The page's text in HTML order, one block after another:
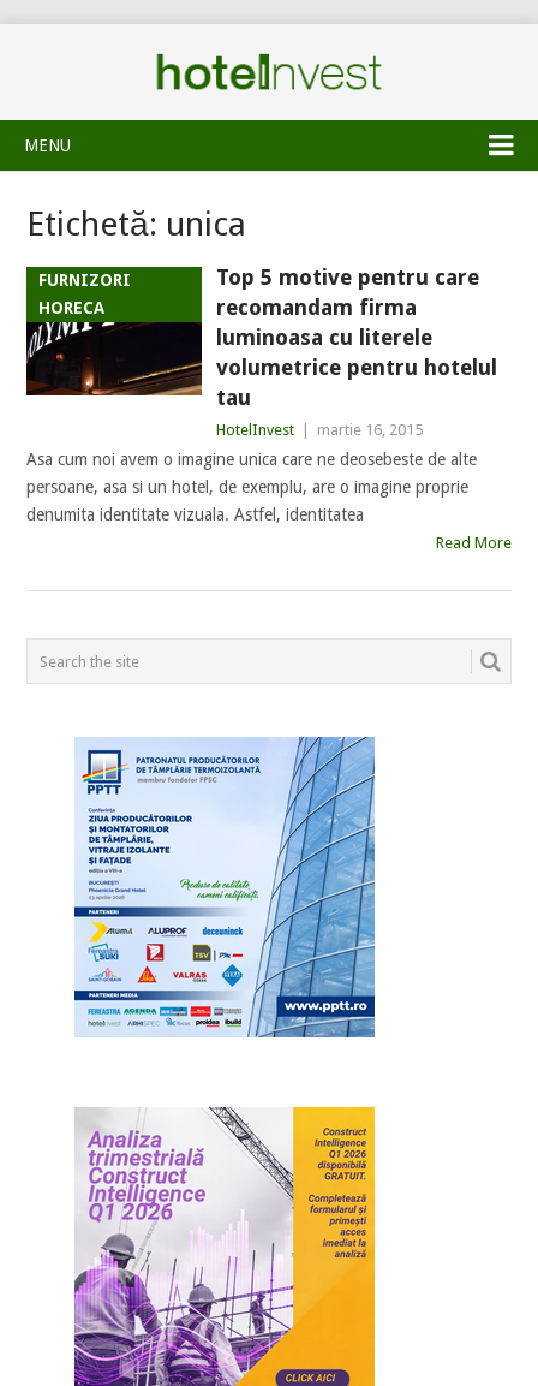
MENU
Etichetă: unica
FURNIZORI
HORECA
Top 5 motive pentru care
recomandam firma
luminoasa cu literele
volumetrice pentru hotelul
tau
HotelInvest martie 16, 2015
Asa cum noi avem o imagine unica care ne deosebeste de alte
persoane, asa si un hotel, de exemplu, are o imagine proprie
denumita identitate vizuala. Astfel, identitatea
Read More
POSTS
NAVIGATION